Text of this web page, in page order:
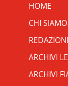
HOME
CHI SIAMO
ARCHIVI
ARCHIVI